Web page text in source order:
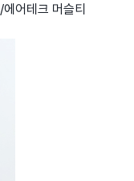
어테크 머슬티